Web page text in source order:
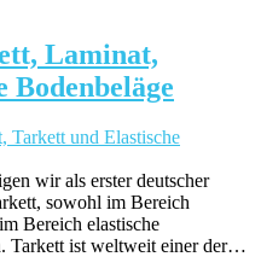
Laminat,
Bodenbeläge
wir als erster deutscher
sowohl im Bereich
Bereich elastische
Tarkett ist weltweit einer der…